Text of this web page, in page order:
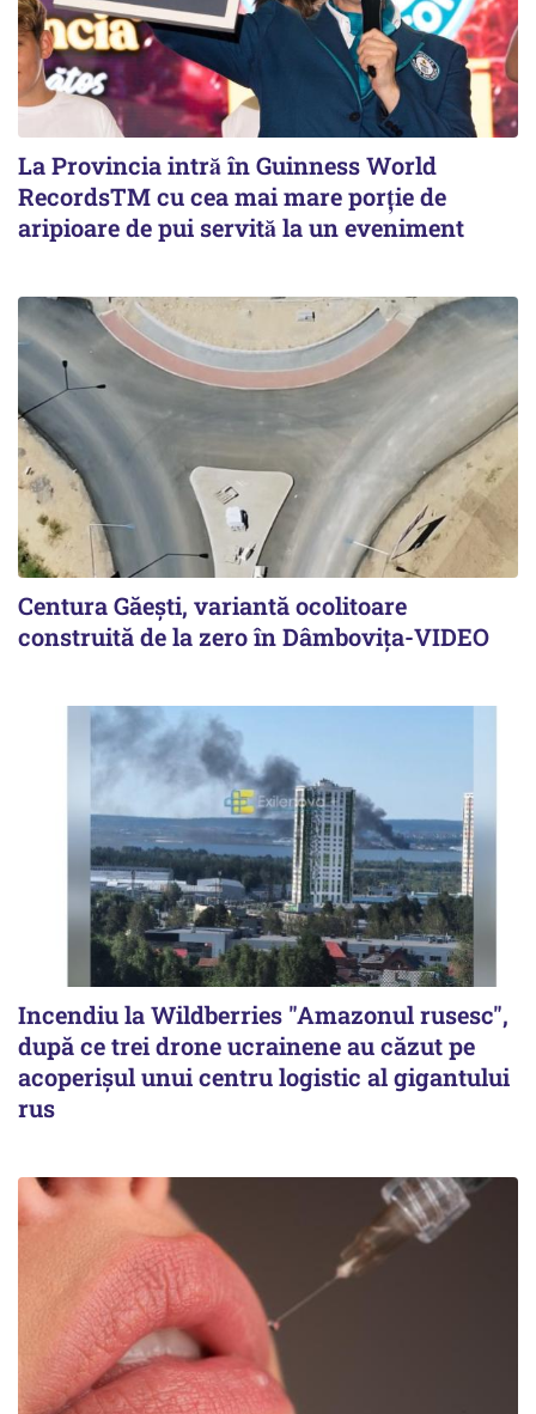
La Provincia intră în Guinness World
RecordsTM cu cea mai mare porție de
aripioare de pui servită la un eveniment
Centura Găești, variantă ocolitoare
construită de la zero în Dâmbovița-VIDEO
Incendiu la Wildberries "Amazonul rusesc",
după ce trei drone ucrainene au căzut pe
acoperişul unui centru logistic al gigantului
rus